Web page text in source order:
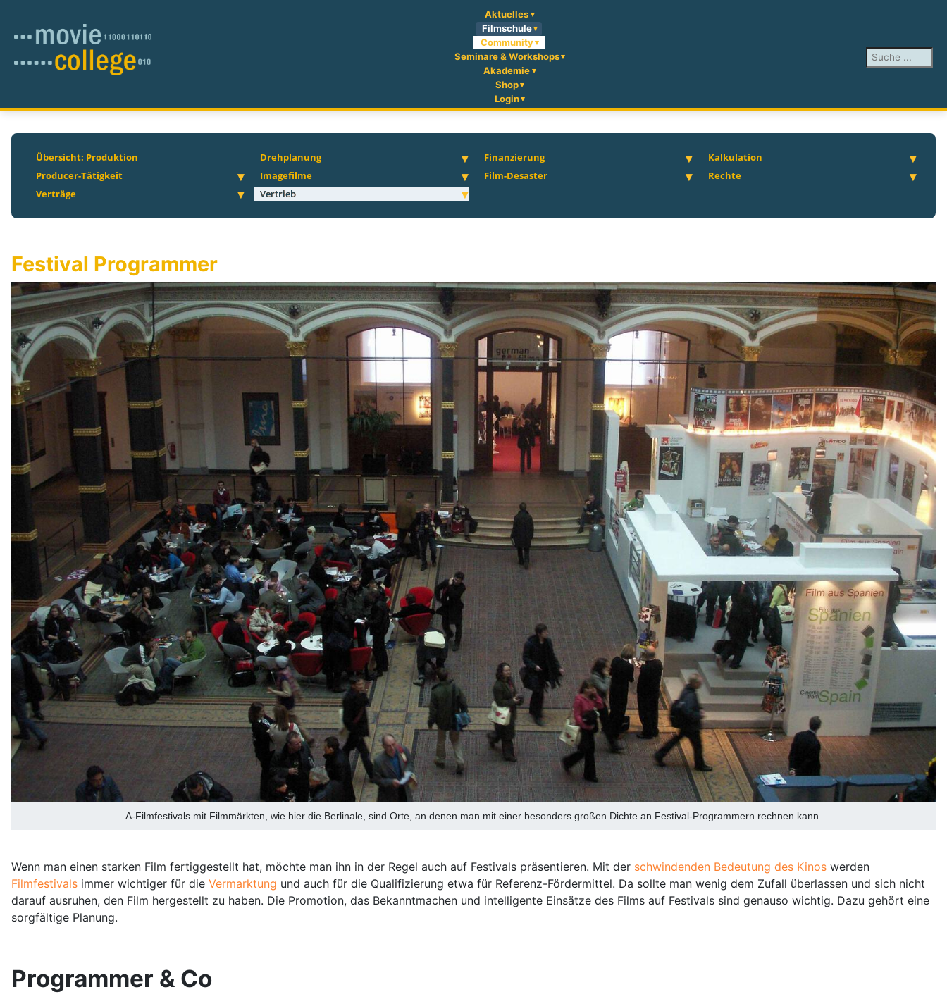
Aktuelles
Filmschule
Community
Seminare & Workshops
Akademie
Shop
Login
Suchen ...
Übersicht: Produktion Drehplanung Finanzierung
Kalkulation
Producer-Tätigkeit
Imagefilme Film-Desaster
Rechte
Verträge
Vertrieb
Festival Programmer
A-Filmfestivals mit Filmmärkten, wie hier die Berlinale, sind Orte, an denen man mit einer besonders großen Dichte an Festival-Programmern rechnen kann.
Wenn man einen starken Film fertiggestellt hat, möchte man ihn in der Regel auch auf Festivals präsentieren. Mit der schwindenden Bedeutung des Kinos werden
Filmfestivals immer wichtiger für die Vermarktung und auch für die Qualifizierung etwa für Referenz-Fördermittel. Da sollte man wenig dem Zufall überlassen und sich nicht
darauf ausruhen, den Film hergestellt zu haben. Die Promotion, das Bekanntmachen und intelligente Einsätze des Films auf Festivals sind genauso wichtig. Dazu gehört eine
sorgfältige Planung.
Programmer & Co